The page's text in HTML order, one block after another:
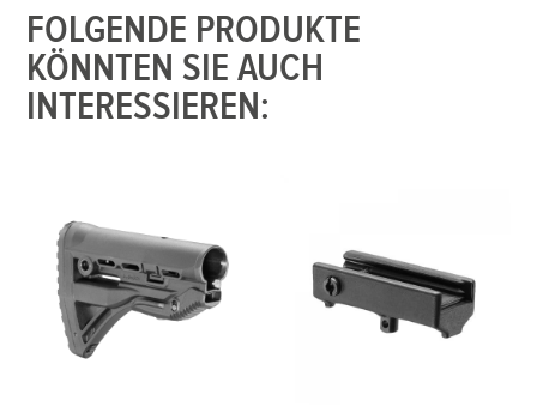
FOLGENDE PRODUKTE
KÖNNTEN SIE AUCH
INTERESSIEREN: